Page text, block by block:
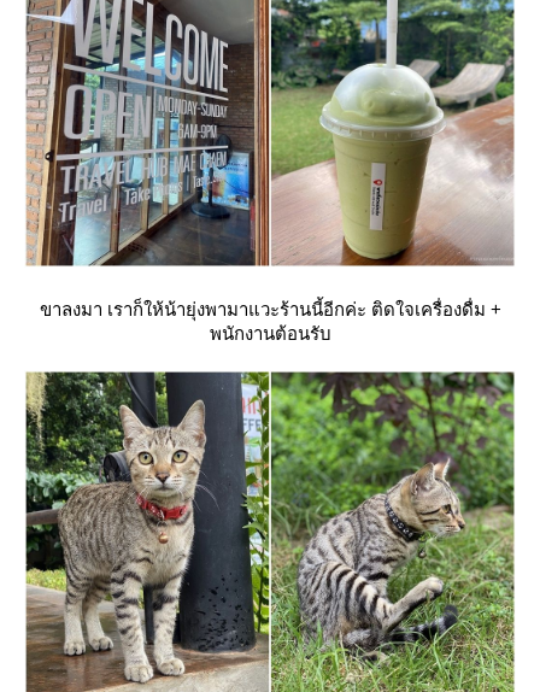
ขาลงมา เราก็ให้น้ายุ่งพามาแวะร้านนี้อีกค่ะ ติดใจเครื่องดื่ม +
พนักงานต้อนรับ